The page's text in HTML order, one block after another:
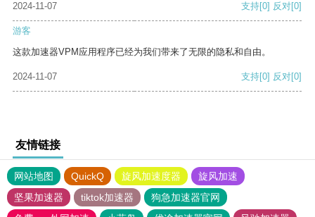
2024-11-07
支持[0] 反对[0]
游客
这款加速器VPM应用程序已经为我们带来了无限的隐私和自由。
2024-11-07 支持[0] 反对[0]
友情链接
网站地图 QuickQ 旋风加速度器
旋风加速
坚果加速器
tiktok加速器
狗急加速器官网